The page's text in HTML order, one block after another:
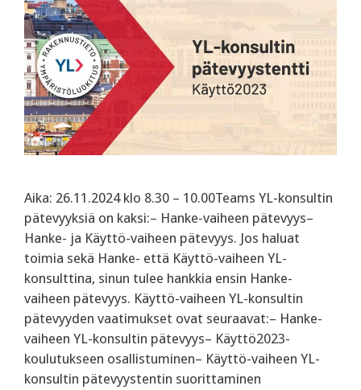
Aika: 26.11.2024 klo 8.30 – 10.00Teams YL-konsultin
pätevyyksiä on kaksi:– Hanke-vaiheen pätevyys–
Hanke- ja Käyttö-vaiheen pätevyys. ‍Jos haluat
toimia sekä Hanke- että Käyttö-vaiheen YL-
konsulttina, sinun tulee hankkia ensin Hanke-
vaiheen pätevyys. Käyttö-vaiheen YL-konsultin
pätevyyden vaatimukset ovat seuraavat:– Hanke-
vaiheen YL-konsultin pätevyys– Käyttö2023-
koulutukseen osallistuminen– Käyttö-vaiheen YL-
konsultin pätevyystentin suorittaminen